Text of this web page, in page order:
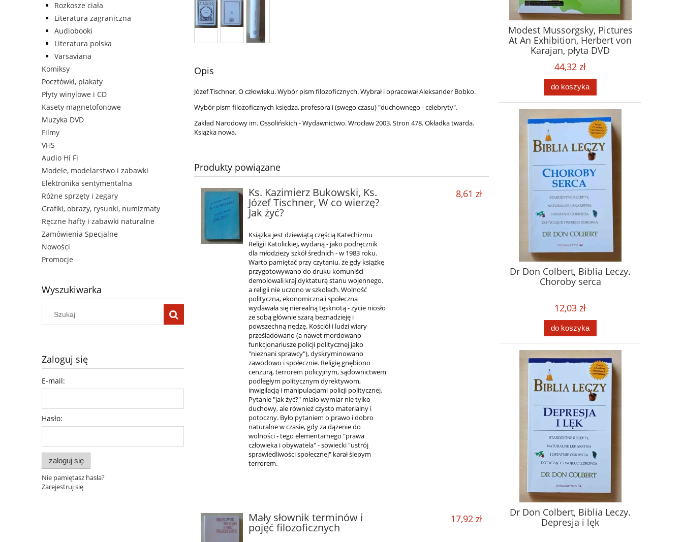
Rozkosze ciała
Literatura zagraniczna
Audiobooki
Literatura polska
Varsaviana
Komiksy
Pocztówki, plakaty
Płyty winylowe i CD
Kasety magnetofonowe
Muzyka DVD
Filmy
VHS
Audio Hi Fi
Modele, modelarstwo i zabawki
Elektronika sentymentalna
Różne sprzęty i zegary
Grafiki, obrazy, rysunki, numizmaty
Ręczne hafty i zabawki naturalne
Zamówienia Specjalne
Nowości
Promocje
Wyszukiwarka
Zaloguj się
E-mail:
Hasło:
zaloguj się
Nie pamiętasz hasła?
Zarejestruj się
Opis
Józef Tischner, O człowieku. Wybór pism filozoficznych. Wybrał i opracował Aleksander Bobko.
Wybór pism filozoficznych księdza, profesora i (swego czasu) "duchownego - celebryty".
Zakład Narodowy im. Ossolińskich - Wydawnictwo. Wrocław 2003. Stron 478. Okładka twarda.
Książka nowa.
Produkty powiązane
Ks. Kazimierz Bukowski, Ks.
Józef Tischner, W co wierzę?
Jak żyć?
Książka jest dziewiątą częścią Katechizmu
Religii Katolickiej, wydaną - jako podręcznik
dla młodzieży szkół średnich - w 1983 roku.
Warto pamiętać przy czytaniu, że gdy książkę
przygotowywano do druku komuniści
demolowali kraj dyktaturą stanu wojennego,
a religii nie uczono w szkołach. Wolność
polityczna, ekonomiczna i społeczna
wydawała się nierealną tęsknotą - życie niosło
ze sobą głównie szarą beznadzieję i
powszechną nędzę. Kościół i ludzi wiary
prześladowano (a nawet mordowano -
funkcjonariusze policji politycznej jako
"nieznani sprawcy"), dyskryminowano
zawodowo i społecznie. Religię gnębiono
cenzurą, terrorem policyjnym, sądownictwem
podległym politycznym dyrektywom,
inwigilacją i manipulacjami policji politycznej.
Pytanie "jak żyć?" miało wymiar nie tylko
duchowy, ale również czysto materialny i
potoczny. Było pytaniem o prawo i dobro
naturalne w czasie, gdy za dążenie do
wolności - tego elementarnego "prawa
człowieka i obywatela" - sowiecki "ustrój
sprawiedliwości społecznej" karał ślepym
terrorem.
8,61 zł
Mały słownik terminów i
pojęć filozoficznych
17,92 zł
Modest Mussorgsky, Pictures
At An Exhibition, Herbert von
Karajan, płyta DVD
44,32 zł
do koszyka
Dr Don Colbert, Biblia Leczy.
Choroby serca
12,03 zł
do koszyka
Dr Don Colbert, Biblia Leczy.
Depresja i lęk